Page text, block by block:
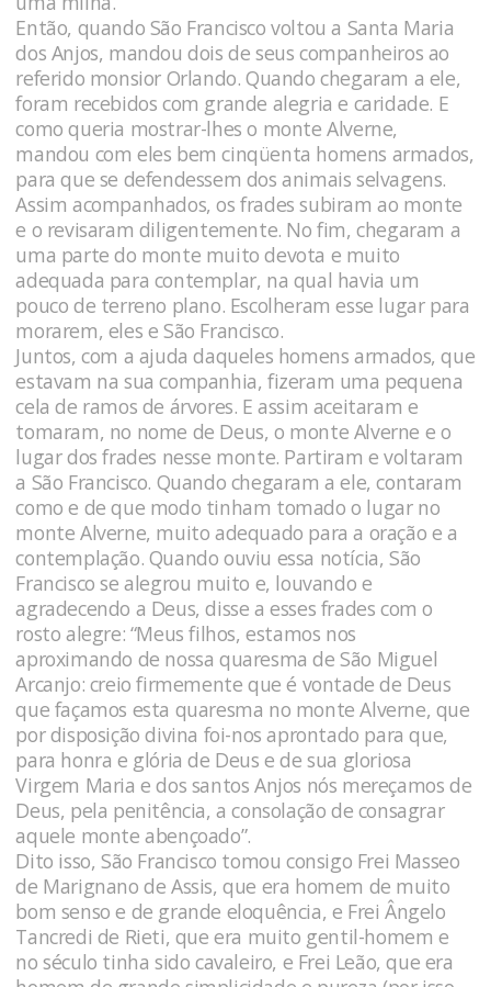
Então, quando São Francisco voltou a Santa Maria
dos Anjos, mandou dois de seus companheiros ao
referido monsior Orlando. Quando chegaram a ele,
foram recebidos com grande alegria e caridade. E
como queria mostrar-lhes o monte Alverne,
mandou com eles bem cinqüenta homens armados,
para que se defendessem dos animais selvagens.
Assim acompanhados, os frades subiram ao monte
e o revisaram diligentemente. No fim, chegaram a
uma parte do monte muito devota e muito
adequada para contemplar, na qual havia um
pouco de terreno plano. Escolheram esse lugar para
morarem, eles e São Francisco.
Juntos, com a ajuda daqueles homens armados, que
estavam na sua companhia, fizeram uma pequena
cela de ramos de árvores. E assim aceitaram e
tomaram, no nome de Deus, o monte Alverne e o
lugar dos frades nesse monte. Partiram e voltaram
a São Francisco. Quando chegaram a ele, contaram
como e de que modo tinham tomado o lugar no
monte Alverne, muito adequado para a oração e a
contemplação. Quando ouviu essa notícia, São
Francisco se alegrou muito e, louvando e
agradecendo a Deus, disse a esses frades com o
rosto alegre: “Meus filhos, estamos nos
aproximando de nossa quaresma de São Miguel
Arcanjo: creio firmemente que é vontade de Deus
que façamos esta quaresma no monte Alverne, que
por disposição divina foi-nos aprontado para que,
para honra e glória de Deus e de sua gloriosa
Virgem Maria e dos santos Anjos nós mereçamos de
Deus, pela penitência, a consolação de consagrar
aquele monte abençoado”.
Dito isso, São Francisco tomou consigo Frei Masseo
de Marignano de Assis, que era homem de muito
bom senso e de grande eloquência, e Frei Ângelo
Tancredi de Rieti, que era muito gentil-homem e
no século tinha sido cavaleiro, e Frei Leão, que era